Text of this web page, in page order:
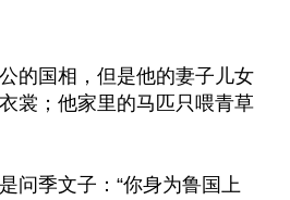
的国相，但是他的妻子儿女
裳；他家里的马匹只喂青草
问季文子：“你身为鲁国上